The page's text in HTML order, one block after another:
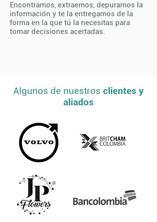
Encontramos, extraemos, depuramos la
información y te la entregamos de la
forma en la que tú la necesitas para
tomar decisiones acertadas.
Algunos de nuestros clientes y
aliados